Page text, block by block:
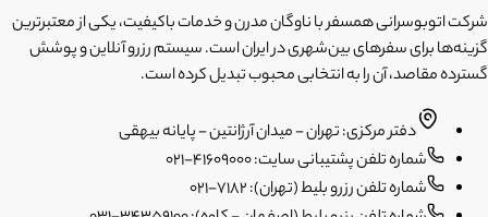
شرکت اتوبوسرانی همسفر با ناوگان مدرن و خدمات باکیفیت، یکی از معتبرترین
گزینه‌ها برای سفرهای بین‌شهری در ایران است. سیستم رزرو آنلاین و پوشش
گسترده مقاصد، آن را به انتخابی محبوب تبدیل کرده است.
دفتر مرکزی: تهران - میدان آرژانتین - پایانه بیهقی
شماره تلفن پشتیبانی سایت: 41609000-021
شماره تلفن رزرو بلیط (تهران): 7182-021